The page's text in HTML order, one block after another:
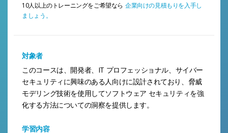
対象者
このコースは、開発者、IT プロフェッショナル、サイバー
セキュリティに興味のある人向けに設計されており、脅威
モデリング技術を使用してソフトウェア セキュリティを強
化する方法についての洞察を提供します。
学習内容
10人以上のトレーニングをご希望なら 企業向けの見積もりを入手し
ましょう。